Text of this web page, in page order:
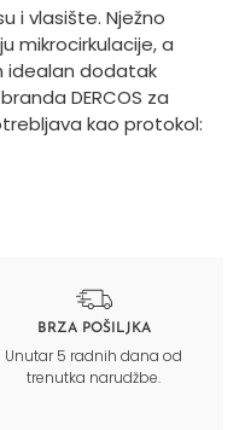
i vlasište. Nježno
mikrocirkulacije, a
idealan dodatak
DERCOS za
kao protokol:
BRZA POŠILJKA
Unutar 5 radnih dana od
trenutka narudžbe.